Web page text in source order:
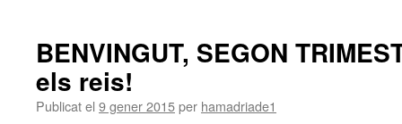
BENVINGUT, SEGON
els reis!
Publicat el 9 gener 2015per hamadriade1